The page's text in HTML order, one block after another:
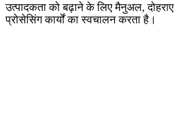
उत्पादकता को बढ़ाने के लिए मैनुअल,
प्रोसेसिंग कार्यों का स्वचालन करता है।